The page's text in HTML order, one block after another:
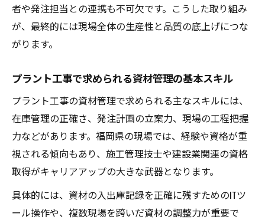
プラント工事分野で転職を成功させる資材
管理術
資材管理がキャリアチェンジに活きる具体
例
効率的な資材管理でプラント工事の未来を拓く
プラント工事の未来を支える資材管理の進
化
方法
者や発注担当との連携も不可欠です。こうした取り組み
が、最終的には現場全体の生産性と品質の底上げにつな
がります。
プラント工事で求められる資材管理の基本スキル
プラント工事の資材管理で求められる主なスキルには、
在庫管理の正確さ、発注計画の立案力、現場の工程把握
力などがあります。福岡県の現場では、経験や資格が重
視される傾向もあり、施工管理技士や建設業関連の資格
取得がキャリアアップの大きな武器となります。
具体的には、資材の入出庫記録を正確に残すためのITツ
ール操作や、複数現場を跨いだ資材の調整力が重要で